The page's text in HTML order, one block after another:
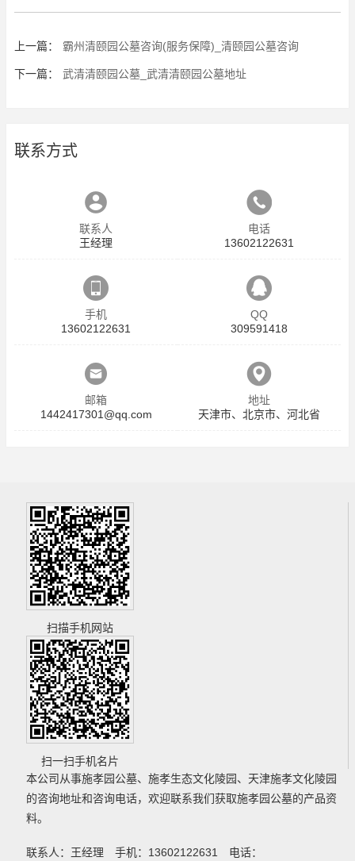
上一篇： 霸州清颐园公墓咨询(服务保障)_清颐园公墓咨询
下一篇： 武清清颐园公墓_武清清颐园公墓地址
联系方式
联系人
王经理
电话
13602122631
手机
13602122631
QQ
309591418
邮箱
1442417301@qq.com
地址
天津市、北京市、河北省
扫描手机网站
扫一扫手机名片
本公司从事施孝园公墓、 施孝生态文化陵园、 天津施孝文化陵园
的咨询地址和咨询电话，欢迎联系我们获取施孝园公墓的产品资
料。
联系人：王经理 手机：13602122631 电话：